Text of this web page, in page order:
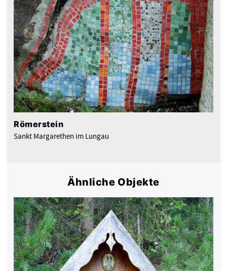
Römerstein
Sankt Margarethen im Lungau
Ähnliche Objekte